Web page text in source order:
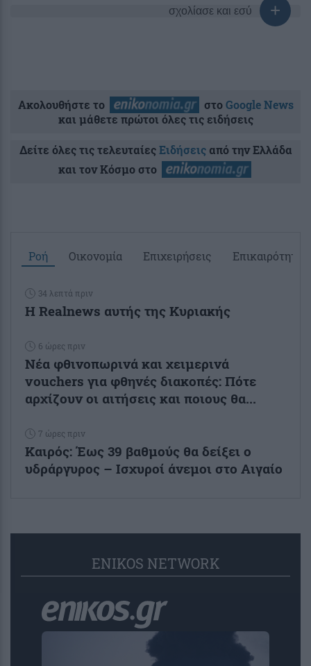
σχολίασε και εσύ
Ακολουθήστε το στοGoogle News
και μάθετε πρώτοι όλες τις ειδήσεις
Δείτε όλες τις τελευταίεςΕιδήσειςαπό την Ελλάδα
και τον Κόσμο στο
Ροή Οικονομία Επιχειρήσεις Επικαιρότητα
34 λεπτά πριν
Η Realnews αυτής της Κυριακής
6 ώρες πριν
Νέα φθινοπωρινά και χειμερινά
vouchers για φθηνές διακοπές: Πότε
αρχίζουν οι αιτήσεις και ποιους θα...
7 ώρες πριν
Καιρός: Έως 39 βαθμούς θα δείξει ο
υδράργυρος – Ισχυροί άνεμοι στο Αιγαίο
ENIKOS NETWORK